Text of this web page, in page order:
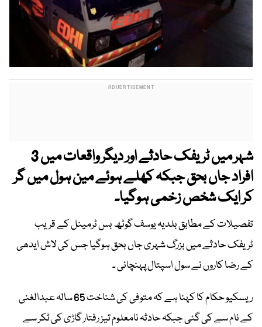
شہر میں
ٹریفک حادثے اور دیگر واقعات میں 3
افراد جاں بحق جبکہ کھلے ہوئے مین ہول میں گر
کر ایک شخص زخمی ہوگیا۔
تفصیلات کے مطابق بلدیہ یوسف گوٹھ بس ٹرمینل کے قریب
ٹریفک حادثے میں بزرگ شہری جاں بحق ہوگیا جس کی لاش ایدھی
کے رضا کاروں نے سول اسپتال پہنچائی ۔
ریسکیو حکام کا کہنا ہے کہ متوفی کی شناخت 65 سالہ عبدالغنی
کے نام سے کی گئی جبکہ حادثہ نامعلوم تیز رفتار گاڑی کی ٹکر سے